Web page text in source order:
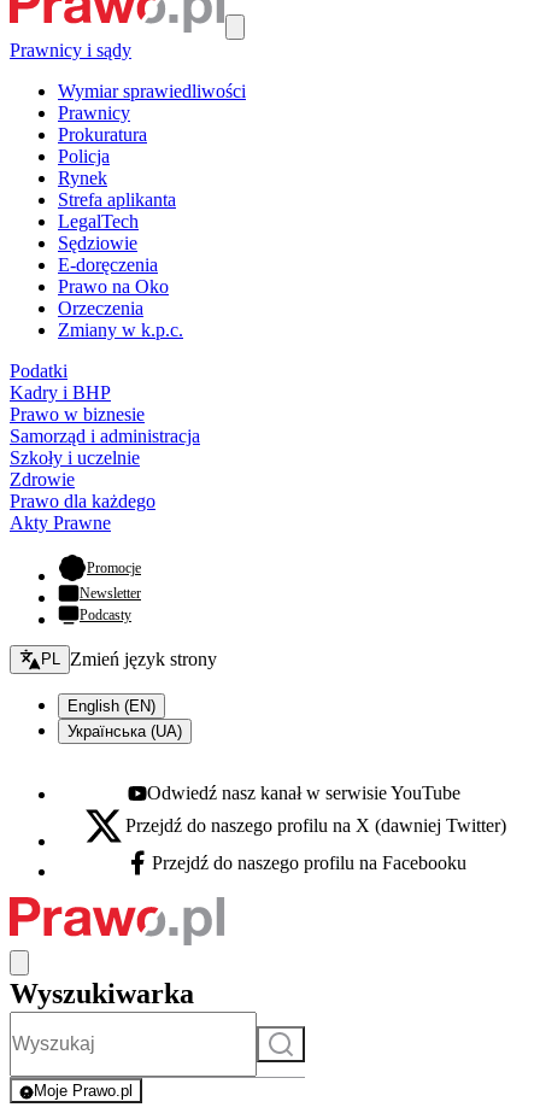
Prawnicy i sądy
Wymiar sprawiedliwości
Prawnicy
Prokuratura
Policja
Rynek
Strefa aplikanta
LegalTech
Sędziowie
E-doręczenia
Prawo na Oko
Orzeczenia
Zmiany w k.p.c.
Podatki
Kadry i BHP
Prawo w biznesie
Samorząd i administracja
Szkoły i uczelnie
Zdrowie
Prawo dla każdego
Akty Prawne
Promocje- otwiera się w nowej karcie
Newsletter
Podcasty
Zmień język - bieżący:
PL Zmień język strony
English (EN)
Українська (UA)
Youtube - otwiera się w nowej karcie
Odwiedź nasz kanał w serwisie YouTube
X - otwiera się w nowej karcie
Przejdź do naszego profilu na X (dawniej Twitter)
Facebook - otwiera się w nowej karcie
Przejdź do naszego profilu na Facebooku
Wyszukiwarka
Szukaj
Moje Prawo.pl
- rejestracja i logowanie do serwisu